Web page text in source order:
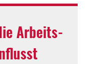
Arbeits­